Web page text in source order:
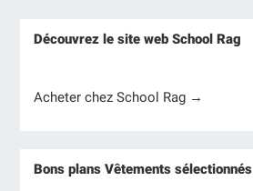
Découvrez le site web School Rag
Acheter chez School Rag →
Bons plans Vêtements sélectionnés